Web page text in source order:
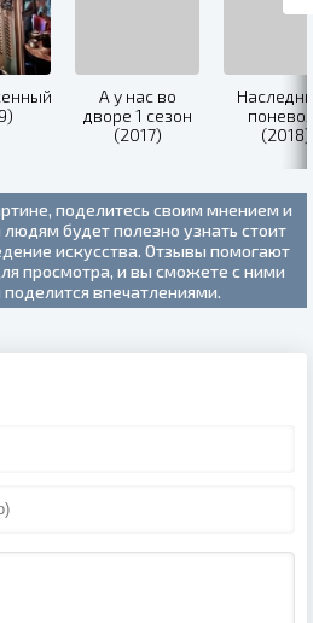
А у нас во
дворе 1 сезон
(2017)
(2018)
поделитесь своим мнением и
будет полезно узнать стоит
искусства. Отзывы помогают
просмотра, и вы сможете с ними
поделится впечатлениями.